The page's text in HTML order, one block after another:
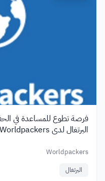
فرصة تطوع للمساعدة في
البرتغال لدى Worldpackers
Worldpackers
البرتغال